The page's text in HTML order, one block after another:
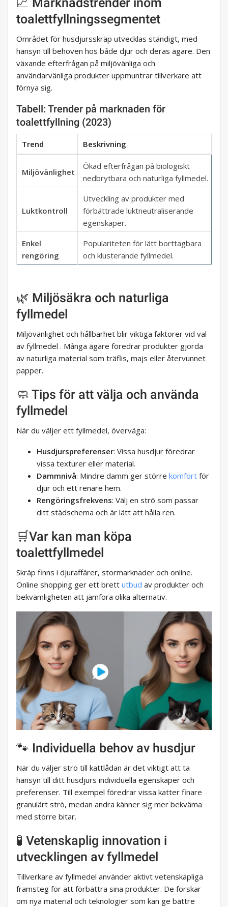
toalettfyllningssegmentet
Området för husdjursskräp utvecklas ständigt, med
hänsyn till behoven hos både djur och deras ägare. Den
växande efterfrågan på miljövänliga och
användarvänliga produkter uppmuntrar tillverkare att
förnya sig.
Tabell: Trender på marknaden för
toalettfyllning (2023)
Trend Beskrivning
Miljövänlighet
Ökad efterfrågan på biologiskt
nedbrytbara och naturliga fyllmedel.
Luktkontroll
Utveckling av produkter med
förbättrade luktneutraliserande
egenskaper.
Enkel
rengöring
Populariteten för lätt borttagbara
och klusterande fyllmedel.
🌿 Miljösäkra och naturliga
fyllmedel
Miljövänlighet och hållbarhet blir viktiga faktorer vid val
av fyllmedel . Många ägare föredrar produkter gjorda
av naturliga material som träflis, majs eller återvunnet
papper.
🧼 Tips för att välja och använda
fyllmedel
När du väljer ett fyllmedel, överväga:
Husdjurspreferenser: Vissa husdjur föredrar
vissa texturer eller material.
Dammnivå: Mindre damm ger större komfort för
djur och ett renare hem.
Rengöringsfrekvens: Välj en strö som passar
ditt städschema och är lätt att hålla ren.
🛒Var kan man köpa
toalettfyllmedel
Skräp finns i djuraffärer, stormarknader och online.
Online shopping ger ett brett utbud av produkter och
bekvämligheten att jämföra olika alternativ.
🐾 Individuella behov av husdjur
När du väljer strö till kattlådan är det viktigt att ta
hänsyn till ditt husdjurs individuella egenskaper och
preferenser. Till exempel föredrar vissa katter finare
granulärt strö, medan andra känner sig mer bekväma
med större bitar.
🧪 Vetenskaplig innovation i
utvecklingen av fyllmedel
Tillverkare av fyllmedel använder aktivt vetenskapliga
framsteg för att förbättra sina produkter. De forskar
om nya material och teknologier som kan ge bättre